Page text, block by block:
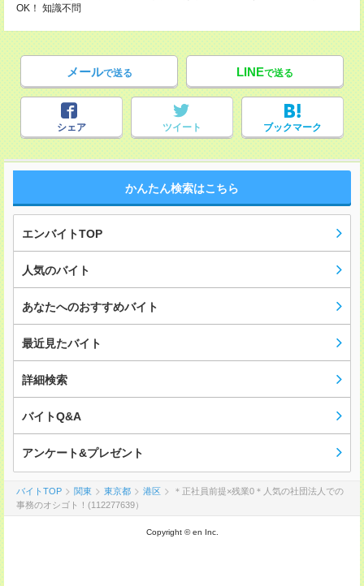
OK！ 知識不問
メールで送る LINEで送る
シェア ツイート ブックマーク
かんたん検索はこちら
エンバイトTOP
人気のバイト
あなたへのおすすめバイト
最近見たバイト
詳細検索
バイトQ&A
アンケート&プレゼント
バイトTOP 関東 東京都 港区
＊正社員前提×残業0＊人気の社団法人での
事務のオシゴト！(112277639）
Copyright © en Inc.